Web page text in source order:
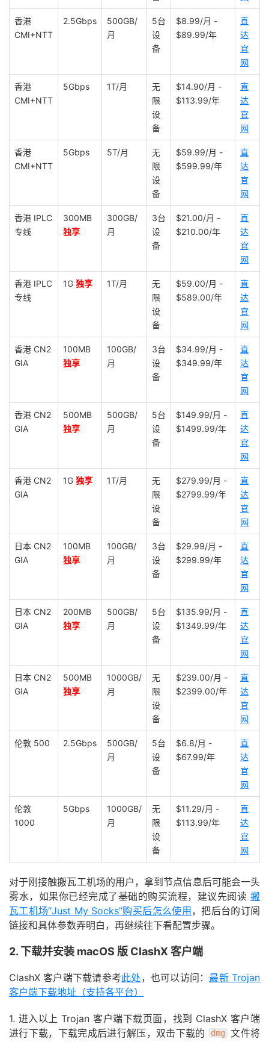
香港
CMI+NTT
2.5Gbps
500GB/
月
5台
设
备
$8.99/月 -
$89.99/年
直
达
官
网
香港
CMI+NTT
5Gbps 1T/月
无
限
设
备
$14.90/月 -
$113.99/年
直
达
官
网
香港
CMI+NTT
5Gbps 5T/月
无
限
设
备
$59.99/月 -
$599.99/年
直
达
官
网
香港 IPLC
专线
300MB
独享
300GB/
月
3台
设
备
$21.00/月 -
$210.00/年
直
达
官
网
香港 IPLC
专线
1G 独享 1T/月
无
限
设
备
$59.00/月 -
$589.00/年
直
达
官
网
香港 CN2
GIA
100MB
独享
100GB/
月
3台
设
备
$34.99/月 -
$349.99/年
直
达
官
网
香港 CN2
GIA
500MB
独享
500GB/
月
5台
设
备
$149.99/月 -
$1499.99/年
直
达
官
网
香港 CN2
GIA
1G 独享 1T/月
无
限
设
备
$279.99/月 -
$2799.99/年
直
达
官
网
日本 CN2
GIA
100MB
独享
100GB/
月
3台
设
备
$29.99/月 -
$299.99/年
直
达
官
网
日本 CN2
GIA
200MB
独享
500GB/
月
5台
设
备
$135.99/月 -
$1349.99/年
直
达
官
网
日本 CN2
GIA
500MB
独享
1000GB/
月
无
限
设
备
$239.00/月 -
$2399.00/年
直
达
官
网
伦敦 500 2.5Gbps
500GB/
月
5台
设
备
$6.8/月 -
$67.99/年
直
达
官
网
伦敦
1000
5Gbps
1000GB/
月
无
限
设
备
$11.29/月 -
$113.99/年
直
达
官
网
对于刚接触搬瓦工机场的用户，拿到节点信息后可能会一头
雾水，如果你已经完成了基础的购买流程，建议先阅读 搬
瓦工机场“Just My Socks”购买后怎么使用 ，把后台的订阅
链接和具体参数弄明白，再继续往下看配置步骤。
2. 下载并安装 macOS 版 ClashX 客户端
ClashX 客户端下载请参考此处 ，也可以访问：最新 Trojan
客户端下载地址（支持各平台）
1. 进入以上 Trojan 客户端下载页面，找到 ClashX 客户端
进行下载，下载完成后进行解压，双击下载的
dmg 文件将